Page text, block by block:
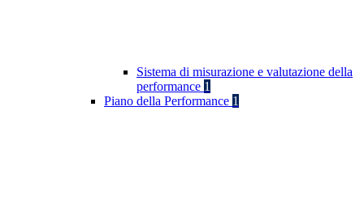
Sistema di misurazione e valutazione della
performance 1
Piano della Performance 1